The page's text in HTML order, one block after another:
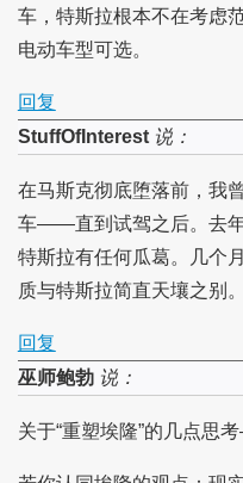
车，特斯拉根本不在考虑
电动车型可选。
回复
StuffOfInterest说：
在马斯克彻底堕落前，我
车——直到试驾之后。去
特斯拉有任何瓜葛。几个
质与特斯拉简直天壤之别。
回复
巫师鲍勃说：
关于“重塑埃隆”的几点思